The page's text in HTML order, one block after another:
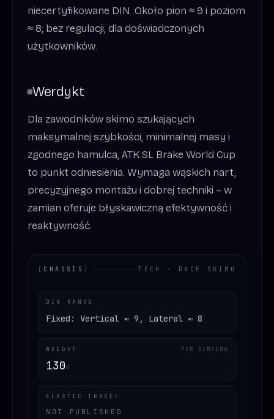
niecertyfikowane DIN. Około pion ≈ 9 i poziom
≈ 8; bez regulacji, dla doświadczonych
użytkowników.
Werdykt
Dla zawodników skimo szukających
maksymalnej szybkości, minimalnej masy i
zgodnego hamulca, ATK SL Brake World Cup
to punkt odniesienia. Wymaga wąskich nart,
precyzyjnego montażu i dobrej techniki – w
zamian oferuje błyskawiczną efektywność i
reaktywność.
CHASSIS TECH · RACE SKIMO
DIN RANGE
Fixed: Vertical ≈ 9, Lateral ≈ 8
WEIGHT PER BINDING
130 G
ELASTIC TRAVEL
NOT PUBLISHED